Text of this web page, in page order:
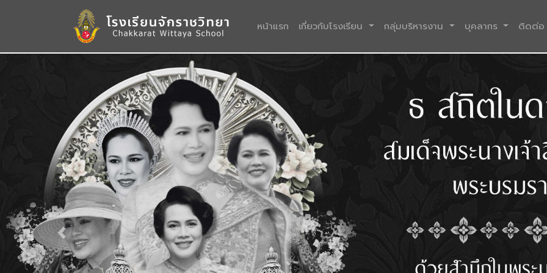
หน้าแรก (current)
เกี่ยวกับโรงเรียน กลุ่มบริหารงาน บุคลากร ติดต่อ
Previous